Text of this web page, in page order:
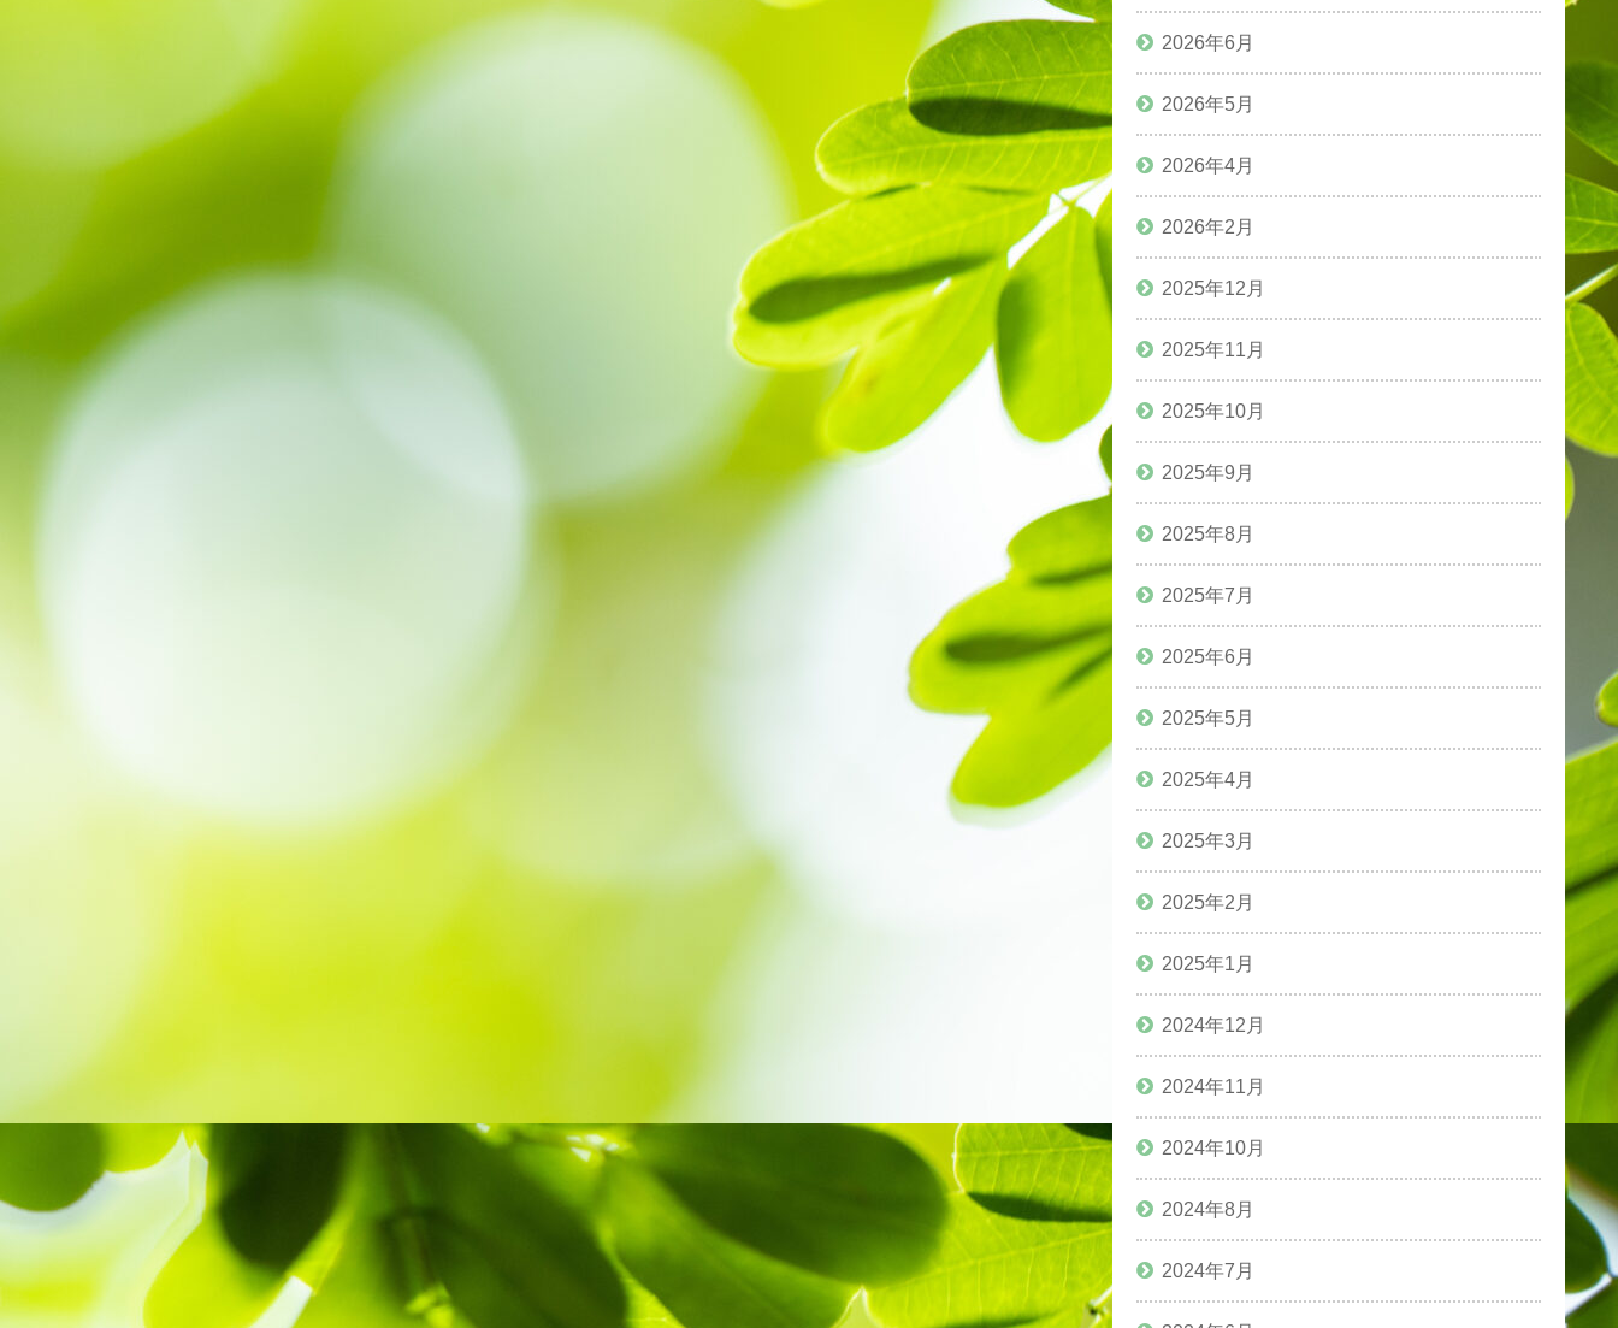
2026年6月
2026年5月
2026年4月
2026年2月
2025年12月
2025年11月
2025年10月
2025年9月
2025年8月
2025年7月
2025年6月
2025年5月
2025年4月
2025年3月
2025年2月
2025年1月
2024年12月
2024年11月
2024年10月
2024年8月
2024年7月